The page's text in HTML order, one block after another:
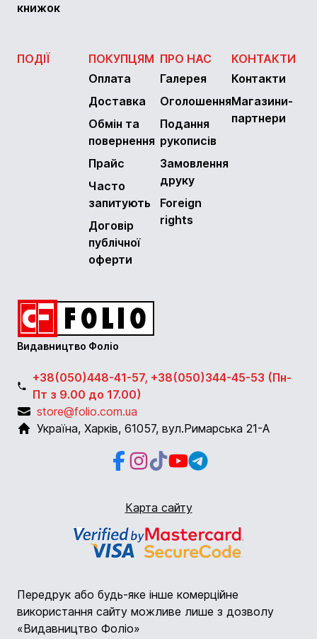
книжок
ПОДІЇ
ПОКУПЦЯМ
Оплата
Доставка
Обмін та
повернення
Прайс
Часто
запитують
Договір
публічної
оферти
ПРО НАС
Галерея
Оголошення
Подання
рукописів
Замовлення
друку
Foreign
rights
КОНТАКТИ
Контакти
Магазини-
партнери
Видавництво Фоліо
+38(050)448-41-57, +38(050)344-45-53 (Пн-
Пт з 9.00 до 17.00)
store@folio.com.ua
Україна, Харків, 61057, вул.Римарська 21-А
Facebook
Instagram
Instagram
YoutubeTelegram
Карта сайту
Передрук або будь-яке інше комерційне
використання сайту можливе лише з дозволу
«Видавництво Фоліо»